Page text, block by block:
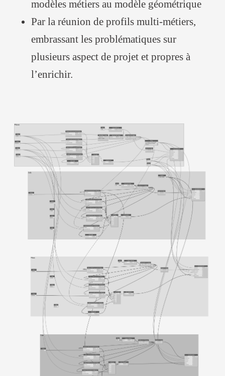
modèles métiers au modèle géométrique
Par la réunion de profils multi-métiers,
embrassant les problématiques sur
plusieurs aspect de projet et propres à
l’enrichir.